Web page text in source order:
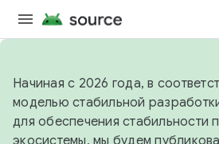
Начиная с 2026 года, в
моделью стабильной
для обеспечения стабильности
экосистемы, мы будем